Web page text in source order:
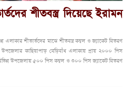
শীতবস্ত্র দিয়েছে ইরামন
এলাকার শীতার্তদের মাঝে শীতবস্ত্র কম্বল ও জ্যাকেট বিতরণ
উপজেলার কাছিয়াপাড় বেড়িবাঁধ এলাকায় প্রায় ২০০০ পিস
উপজেলায় ৫০০ পিস কম্বল ও ৩০০ পিস জ্যাকেট বিতরণ